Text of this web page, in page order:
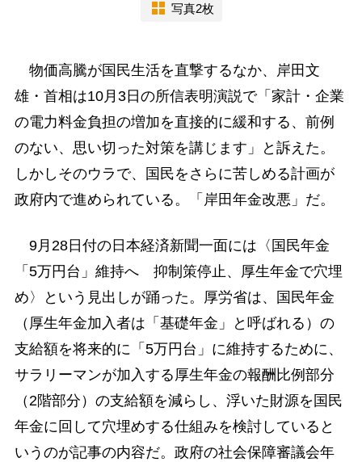
写真2枚
物価高騰が国民生活を直撃するなか、岸田文
雄・首相は10月3日の所信表明演説で「家計・企業
の電力料金負担の増加を直接的に緩和する、前例
のない、思い切った対策を講じます」と訴えた。
しかしそのウラで、国民をさらに苦しめる計画が
政府内で進められている。「岸田年金改悪」だ。
9月28日付の日本経済新聞一面には〈国民年金
「5万円台」維持へ 抑制策停止、厚生年金で穴埋
め〉という見出しが踊った。厚労省は、国民年金
（厚生年金加入者は「基礎年金」と呼ばれる）の
支給額を将来的に「5万円台」に維持するために、
サラリーマンが加入する厚生年金の報酬比例部分
（2階部分）の支給額を減らし、浮いた財源を国民
年金に回して穴埋めする仕組みを検討していると
いうのが記事の内容だ。政府の社会保障審議会年